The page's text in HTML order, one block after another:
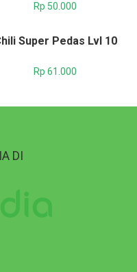
Rp 50.000
Super Pedas Lvl 10
Rp 61.000
DI